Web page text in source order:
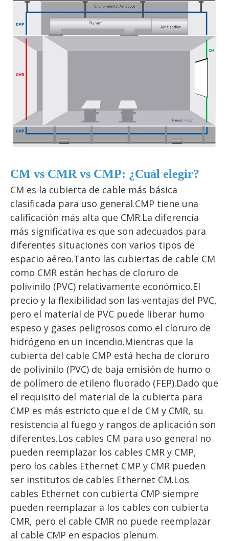
CM vs CMR vs CMP: ¿Cuál elegir?
CM es la cubierta de cable más básica
clasificada para uso general.CMP tiene una
calificación más alta que CMR.La diferencia
más significativa es que son adecuados para
diferentes situaciones con varios tipos de
espacio aéreo.Tanto las cubiertas de cable CM
como CMR están hechas de cloruro de
polivinilo (PVC) relativamente económico.El
precio y la flexibilidad son las ventajas del PVC,
pero el material de PVC puede liberar humo
espeso y gases peligrosos como el cloruro de
hidrógeno en un incendio.Mientras que la
cubierta del cable CMP está hecha de cloruro
de polivinilo (PVC) de baja emisión de humo o
de polímero de etileno fluorado (FEP).Dado que
el requisito del material de la cubierta para
CMP es más estricto que el de CM y CMR, su
resistencia al fuego y rangos de aplicación son
diferentes.Los cables CM para uso general no
pueden reemplazar los cables CMR y CMP,
pero los cables Ethernet CMP y CMR pueden
ser institutos de cables Ethernet CM.Los
cables Ethernet con cubierta CMP siempre
pueden reemplazar a los cables con cubierta
CMR, pero el cable CMR no puede reemplazar
al cable CMP en espacios plenum.